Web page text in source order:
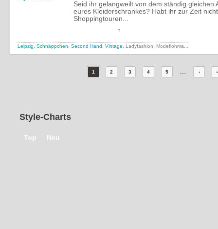
Seid ihr gelangweilt von dem ständig gleichen
eures Kleiderschrankes? Habt ihr zur Zeit
Shoppingtouren...
?
Leipzig Schnäppchen Second Hand Vintage , Ladyfashion, Modeflohma...
1 2 3 4 5 ›
Style-Charts
Top Neu